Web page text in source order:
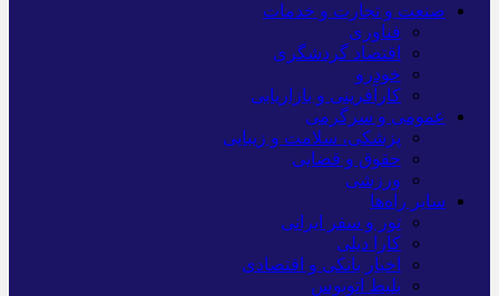
صنعت و تجارت و خدمات
فناوری
اقتصاد گردشگری
خودرو
کارآفرینی و بازاریابی
عمومی و سرگرمی
پزشکی، سلامت و زیبایی
حقوق و قضایی
ورزشی
سایر راه‌ها
تور و سفر ایرانی
کارا دیلی
اخبار بانکی و اقتصادی
بلیط اتوبوس